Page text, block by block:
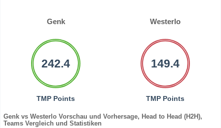
Genk Westerlo
242.4
TMP Points
149.4
TMP Points
Genk vs Westerlo Vorschau und Vorhersage, Head to Head (H2H),
Teams Vergleich und Statistiken